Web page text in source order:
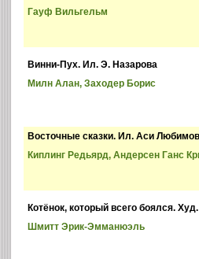
Гауф Вильгельм
Винни-Пух. Ил. Э. Назарова
Милн Алан, Заходер Борис
Восточные сказки. Ил. Аси
Киплинг Редьярд, Андерсен Ганс
Котёнок, который всего боялся.
Шмитт Эрик-Эмманюэль